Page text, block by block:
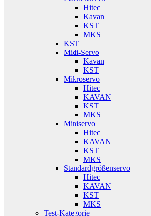
Hitec
Kavan
KST
MKS
KST
Midi-Servo
Kavan
KST
Mikroservo
Hitec
KAVAN
KST
MKS
Miniservo
Hitec
KAVAN
KST
MKS
Standardgrößenservo
Hitec
KAVAN
KST
MKS
Test-Kategorie